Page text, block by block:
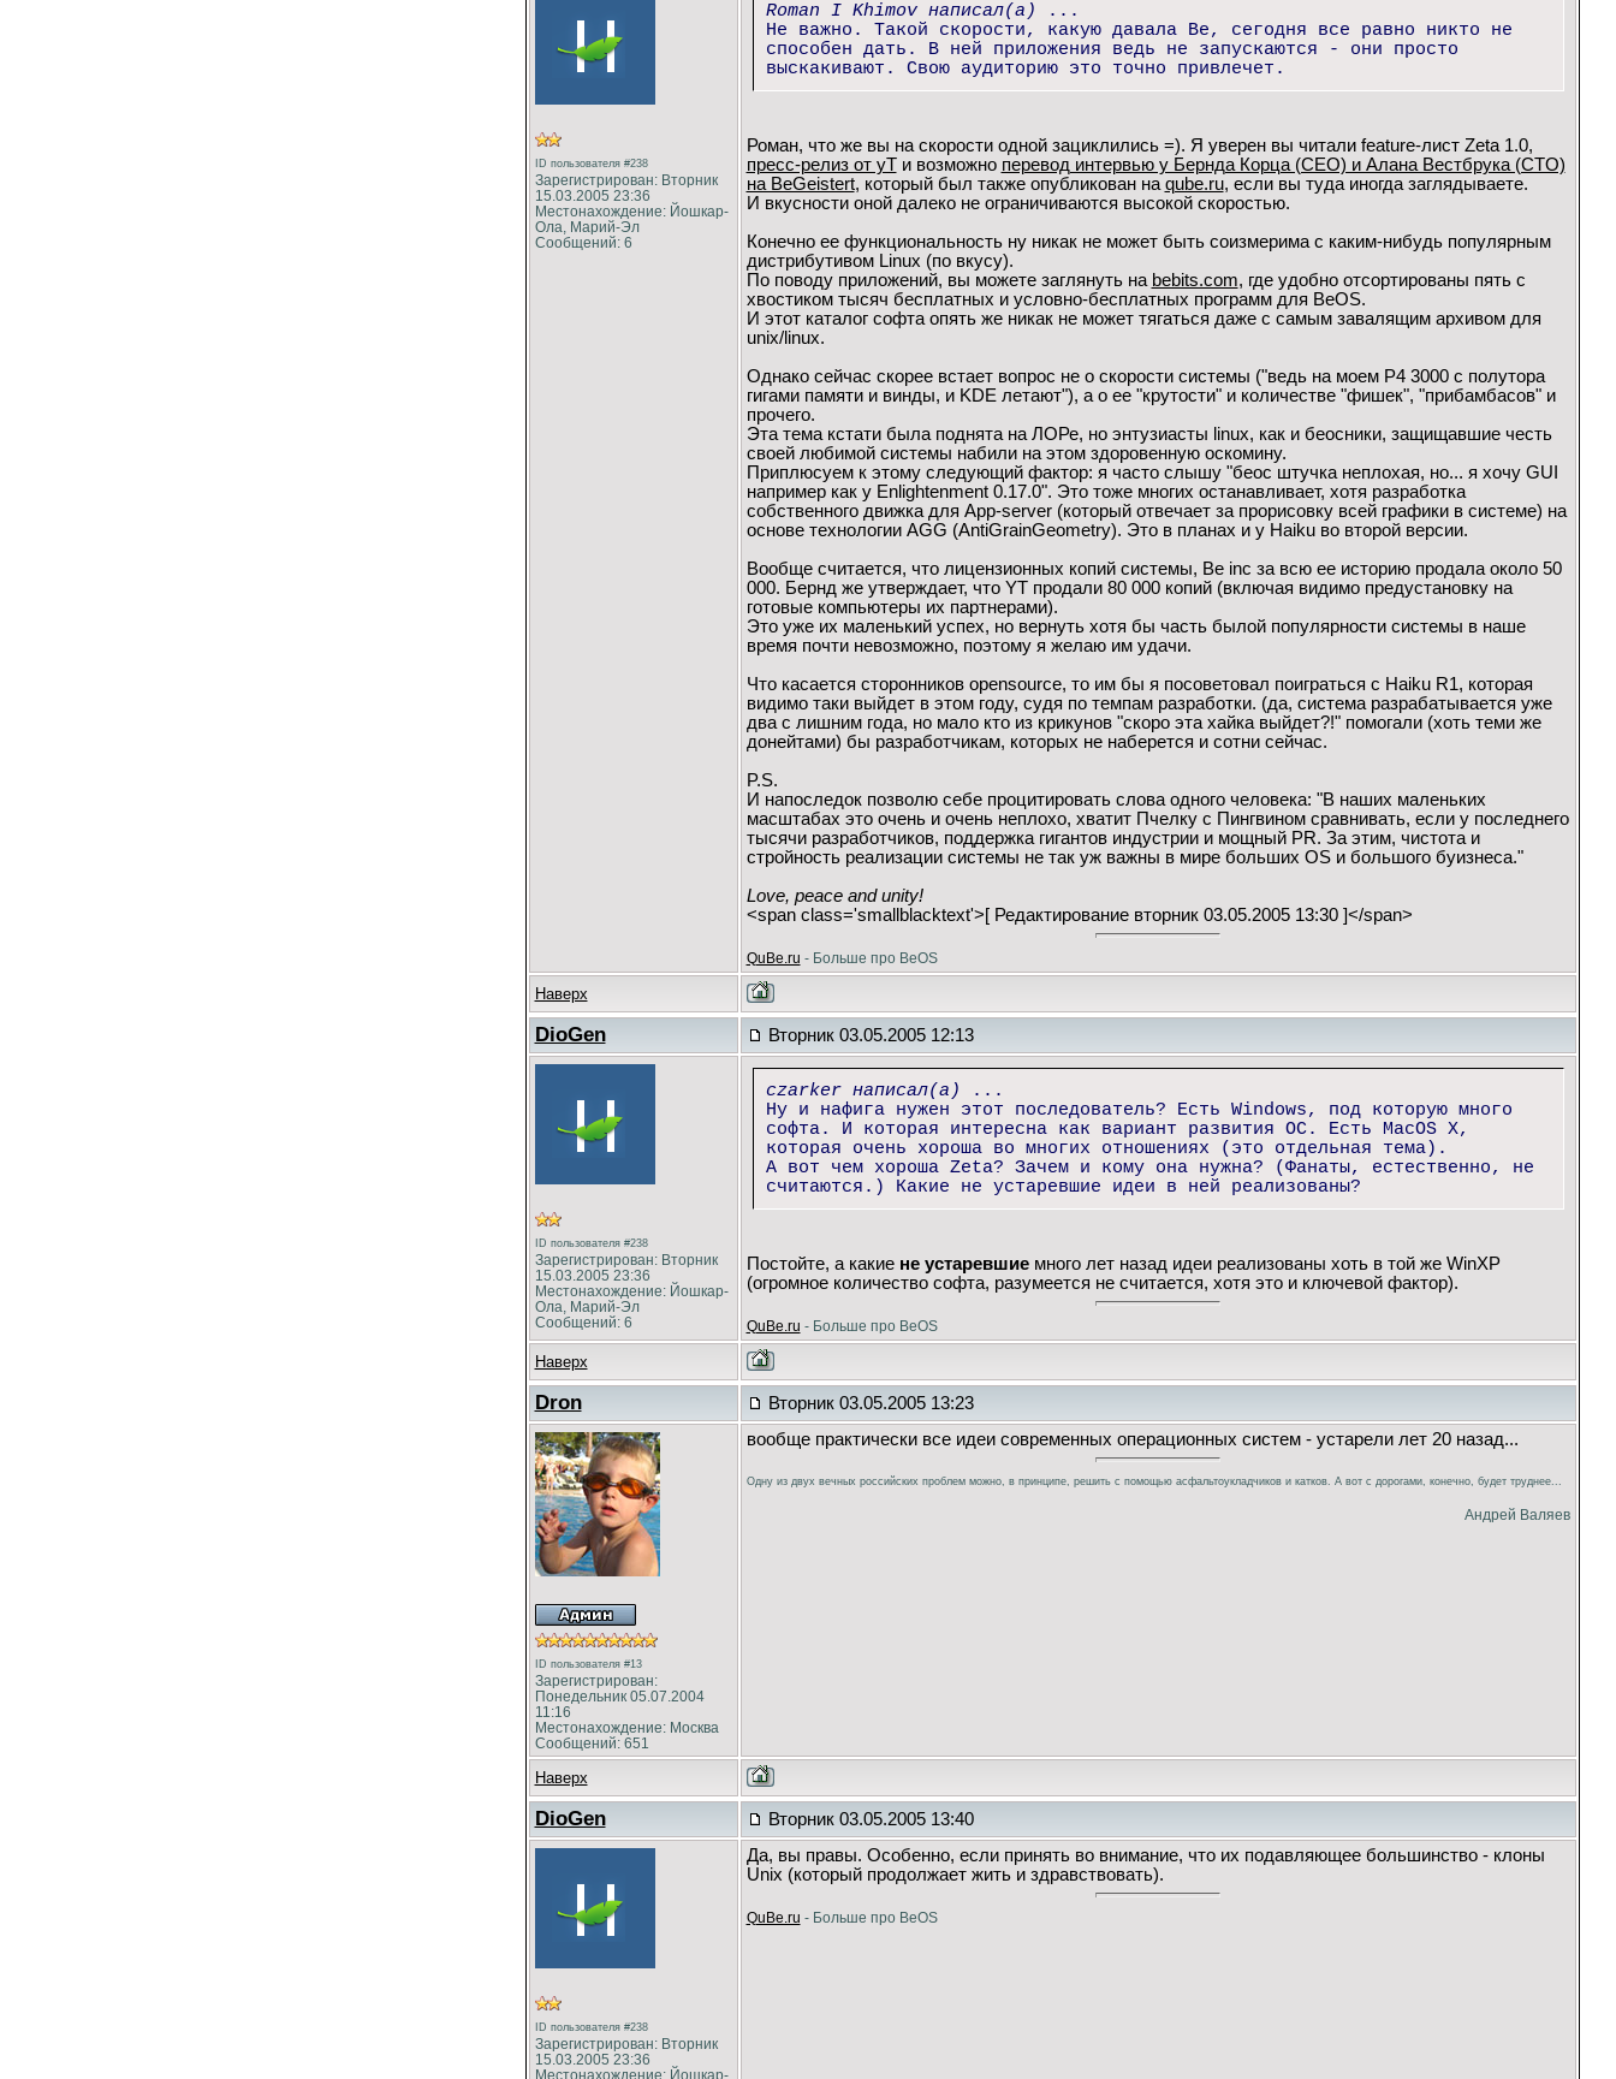
ID пользователя #238
Зарегистрирован: Вторник
15.03.2005 23:36
Местонахождение: Йошкар-
Ола, Марий-Эл
Сообщений: 6
Roman I Khimov написал(а) ...
Не важно. Такой скорости, какую давала Be, сегодня все равно никто не
способен дать. В ней приложения ведь не запускаются - они просто
выскакивают. Свою аудиторию это точно привлечет.
Роман, что же вы на скорости одной зациклились =). Я уверен вы читали feature-лист Zeta 1.0,
пресс-релиз от yTи возможно перевод интервью у Бернда Корца (CEO) и Алана Вестбрука (CTO)
на BeGeistert, который был также опубликован на qube.ru, если вы туда иногда заглядываете.
И вкусности оной далеко не ограничиваются высокой скоростью.
Конечно ее функциональность ну никак не может быть соизмерима с каким-нибудь популярным
дистрибутивом Linux (по вкусу).
По поводу приложений, вы можете заглянуть на bebits.com, где удобно отсортированы пять с
хвостиком тысяч бесплатных и условно-бесплатных программ для BeOS.
И этот каталог софта опять же никак не может тягаться даже с самым завалящим архивом для
unix/linux.
Однако сейчас скорее встает вопрос не о скорости системы ("ведь на моем P4 3000 с полутора
гигами памяти и винды, и KDE летают"), а о ее "крутости" и количестве "фишек", "прибамбасов" и
прочего.
Эта тема кстати была поднята на ЛОРе, но энтузиасты linux, как и беосники, защищавшие честь
своей любимой системы набили на этом здоровенную оскомину.
Приплюсуем к этому следующий фактор: я часто слышу "беос штучка неплохая, но... я хочу GUI
например как у Enlightenment 0.17.0". Это тоже многих останавливает, хотя разработка
собственного движка для App-server (который отвечает за прорисовку всей графики в системе) на
основе технологии AGG (AntiGrainGeometry). Это в планах и у Haiku во второй версии.
Вообще считается, что лицензионных копий системы, Be inc за всю ее историю продала около 50
000. Бернд же утверждает, что YT продали 80 000 копий (включая видимо предустановку на
готовые компьютеры их партнерами).
Это уже их маленький успех, но вернуть хотя бы часть былой популярности системы в наше
время почти невозможно, поэтому я желаю им удачи.
Что касается сторонников opensource, то им бы я посоветовал поиграться с Haiku R1, которая
видимо таки выйдет в этом году, судя по темпам разработки. (да, система разрабатывается уже
два с лишним года, но мало кто из крикунов "скоро эта хайка выйдет?!" помогали (хоть теми же
донейтами) бы разработчикам, которых не наберется и сотни сейчас.
P.S.
И напоследок позволю себе процитировать слова одного человека: "В наших маленьких
масштабах это очень и очень неплохо, хватит Пчелку с Пингвином сравнивать, если у последнего
тысячи разработчиков, поддержка гигантов индустрии и мощный PR. За этим, чистота и
стройность реализации системы не так уж важны в мире больших OS и большого буизнеса."
Love, peace and unity!
<span class='smallblacktext'>[ Редактирование вторник 03.05.2005 13:30 ]</span>
QuBe.ru - Больше про BeOS
Наверх
DioGen Вторник 03.05.2005 12:13
ID пользователя #238
Зарегистрирован: Вторник
15.03.2005 23:36
Местонахождение: Йошкар-
Ола, Марий-Эл
Сообщений: 6
czarker написал(а) ...
Ну и нафига нужен этот последователь? Есть Windows, под которую много
софта. И которая интересна как вариант развития ОС. Есть MacOS X,
которая очень хороша во многих отношениях (это отдельная тема).
А вот чем хороша Zeta? Зачем и кому она нужна? (Фанаты, естественно, не
считаются.) Какие не устаревшие идеи в ней реализованы?
Постойте, а какие не устаревшиемного лет назад идеи реализованы хоть в той же WinXP
(огромное количество софта, разумеется не считается, хотя это и ключевой фактор).
QuBe.ru - Больше про BeOS
Наверх
Dron Вторник 03.05.2005 13:23
ID пользователя #13
Зарегистрирован:
Понедельник 05.07.2004
11:16
Местонахождение: Москва
Сообщений: 651
вообще практически все идеи современных операционных систем - устарели лет 20 назад...
Одну из двух вечных российских проблем можно, в принципе, решить с помощью асфальтоукладчиков и катков. А вот с дорогами, конечно, будет труднее...
Андрей Валяев
Наверх
DioGen Вторник 03.05.2005 13:40
ID пользователя #238
Зарегистрирован: Вторник
15.03.2005 23:36
Местонахождение: Йошкар-
Да, вы правы. Особенно, если принять во внимание, что их подавляющее большинство - клоны
Unix (который продолжает жить и здравствовать).
QuBe.ru - Больше про BeOS